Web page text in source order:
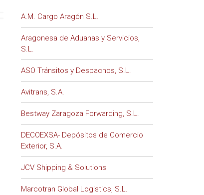
A.M. Cargo Aragón S.L.
Aragonesa de Aduanas y Servicios,
S.L.
ASO Tránsitos y Despachos, S.L.
Avitrans, S.A.
Bestway Zaragoza Forwarding, S.L.
DECOEXSA- Depósitos de Comercio
Exterior, S.A.
JCV Shipping & Solutions
Marcotran Global Logistics, S.L.